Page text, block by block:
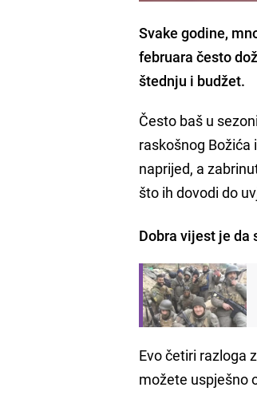
Svake godine,
februara često
štednju i budžet.
Često baš u
raskošnog Božića
naprijed, a
što ih dovodi do
Dobra vijest je
Evo četiri razloga
možete uspješno